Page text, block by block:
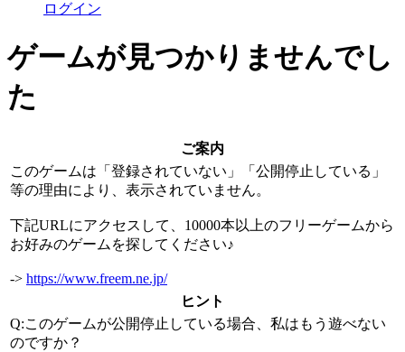
ログイン
ゲームが見つかりませんでし
た
ご案内
このゲームは「登録されていない」「公開停止している」
等の理由により、表示されていません。
下記URLにアクセスして、10000本以上のフリーゲームから
お好みのゲームを探してください♪
-> https://www.freem.ne.jp/
ヒント
Q:このゲームが公開停止している場合、私はもう遊べない
のですか？